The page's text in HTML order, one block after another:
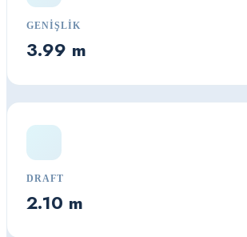
GENIŞLIK
3.99 m
DRAFT
2.10 m